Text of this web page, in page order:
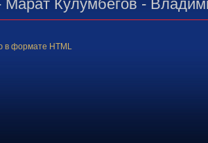
Марат Кулумбегов -
в формате HTML